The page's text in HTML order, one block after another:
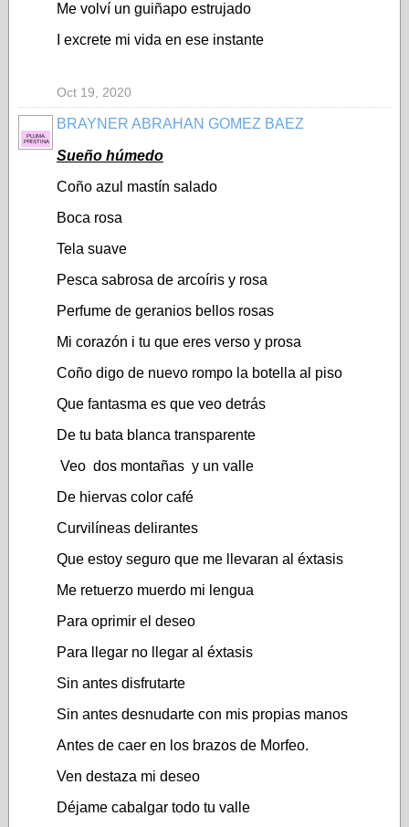
Me volví un guiñapo estrujado
I excrete mi vida en ese instante
Oct 19, 2020
PLUMA
PRÍSTINA
BRAYNER ABRAHAN GOMEZ BAEZ
Sueño húmedo
Coño azul mastín salado
Boca rosa
Tela suave
Pesca sabrosa de arcoíris y rosa
Perfume de geranios bellos rosas
Mi corazón i tu que eres verso y prosa
Coño digo de nuevo rompo la botella al piso
Que fantasma es que veo detrás
De tu bata blanca transparente
Veo dos montañas y un valle
De hiervas color café
Curvilíneas delirantes
Que estoy seguro que me llevaran al éxtasis
Me retuerzo muerdo mi lengua
Para oprimir el deseo
Para llegar no llegar al éxtasis
Sin antes disfrutarte
Sin antes desnudarte con mis propias manos
Antes de caer en los brazos de Morfeo.
Ven destaza mi deseo
Déjame cabalgar todo tu valle